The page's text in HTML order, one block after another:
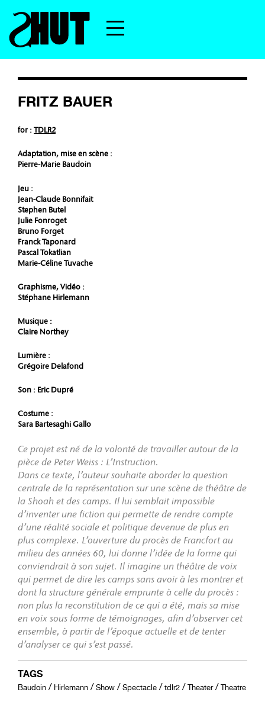
FRITZ BAUER
for :TDLR2
Adaptation, mise en scène :
Pierre-Marie Baudoin
Jeu :
Jean-Claude Bonnifait
Stephen Butel
Julie Fonroget
Bruno Forget
Franck Taponard
Pascal Tokatlian
Marie-Céline Tuvache
Graphisme, Vidéo :
Stéphane Hirlemann
Musique :
Claire Northey
Lumière :
Grégoire Delafond
Son : Eric Dupré
Costume :
Sara Bartesaghi Gallo
Ce projet est né de la volonté de travailler autour de la
pièce de Peter Weiss : L’Instruction.
Dans ce texte, l’auteur souhaite aborder la question
centrale de la représentation sur une scène de théâtre de
la Shoah et des camps. Il lui semblait impossible
d’inventer une fiction qui permette de rendre compte
d’une réalité sociale et politique devenue de plus en
plus complexe. L’ouverture du procès de Francfort au
milieu des années 60, lui donne l’idée de la forme qui
conviendrait à son sujet. Il imagine un théâtre de voix
qui permet de dire les camps sans avoir à les montrer et
dont la structure générale emprunte à celle du procès :
non plus la reconstitution de ce qui a été, mais sa mise
en voix sous forme de témoignages, afin d’observer cet
ensemble, à partir de l’époque actuelle et de tenter
d’analyser ce qui s’est passé.
TAGS
Baudoin / Hirlemann / Show / Spectacle / tdlr2 / Theater/ Theatre